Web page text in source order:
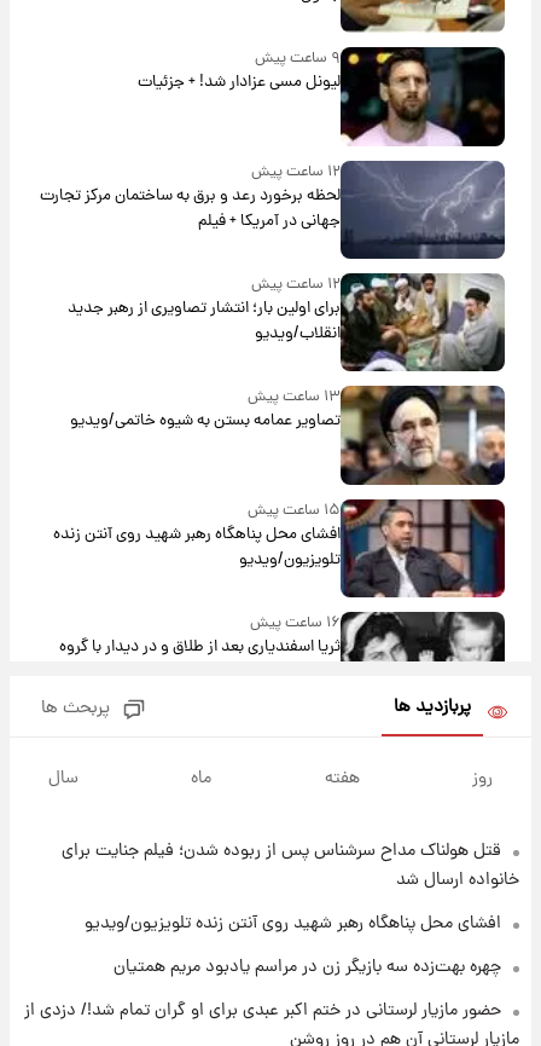
۹ ساعت پیش
لیونل مسی عزادار شد! + جزئیات
۱۲ ساعت پیش
لحظه برخورد رعد و برق به ساختمان مرکز تجارت
جهانی در آمریکا + فیلم
۱۲ ساعت پیش
برای اولین بار؛ انتشار تصاویری از رهبر جدید
انقلاب/ویدیو
۱۳ ساعت پیش
تصاویر عمامه بستن به شیوه خاتمی/ویدیو
۱۵ ساعت پیش
افشای محل پناهگاه‌ رهبر شهید روی آنتن زنده
تلویزیون/ویدیو
۱۶ ساعت پیش
ثریا اسفندیاری بعد از طلاق و در دیدار با گروه
پول به معشوقه با درآمد یوفا
۱۶ ساعت پیش
۱۶ ساعت پیش
پی رفتن رامین رضاییان+ عکس
پربازدید ها پربحث ها
روز هفته ماه سال
قتل هولناک مداح سرشناس پس از ربوده شدن؛ فیلم جنایت برای
خانواده ارسال شد
افشای محل پناهگاه‌ رهبر شهید روی آنتن زنده تلویزیون/ویدیو
چهره بهت‌زده سه بازیگر زن در مراسم یادبود مریم همتیان
حضور مازیار لرستانی در ختم اکبر عبدی برای او گران تمام شد!/ دزدی از
مازیار لرستانی آن هم در روز روشن